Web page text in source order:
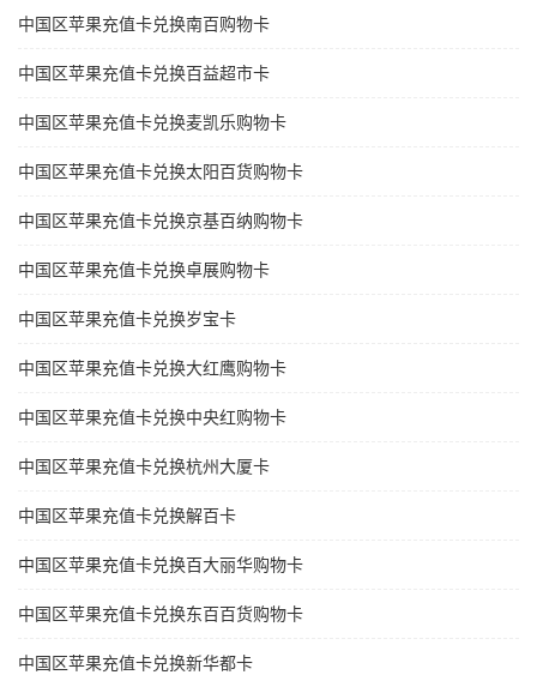
中国区苹果充值卡兑换南百购物卡
中国区苹果充值卡兑换百益超市卡
中国区苹果充值卡兑换麦凯乐购物卡
中国区苹果充值卡兑换太阳百货购物卡
中国区苹果充值卡兑换京基百纳购物卡
中国区苹果充值卡兑换卓展购物卡
中国区苹果充值卡兑换岁宝卡
中国区苹果充值卡兑换大红鹰购物卡
中国区苹果充值卡兑换中央红购物卡
中国区苹果充值卡兑换杭州大厦卡
中国区苹果充值卡兑换解百卡
中国区苹果充值卡兑换百大丽华购物卡
中国区苹果充值卡兑换东百百货购物卡
中国区苹果充值卡兑换新华都卡